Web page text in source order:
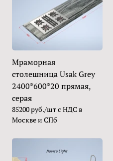
Мраморная
столешница Usak Grey
2400*600*20 прямая,
серая
85200 руб./шт с НДС в
Москве и СПб